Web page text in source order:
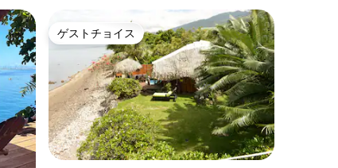
ゲストチョイス
ゲストチョイス